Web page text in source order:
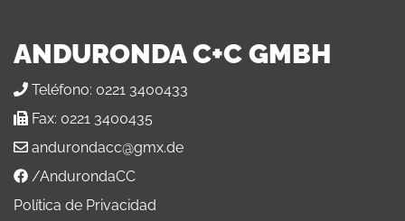
ANDURONDA C+C GMBH
Teléfono: 0221 3400433
Fax: 0221 3400435
andurondacc@gmx.de
/AndurondaCC
Política de Privacidad